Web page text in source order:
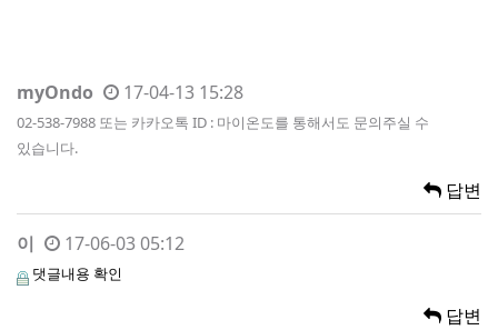
myOndo 17-04-13 15:28
02-538-7988 또는 카카오톡 ID : 마이온도를 통해서도 문의주실 수
있습니다.
답변
이 17-06-03 05:12
댓글내용 확인
답변